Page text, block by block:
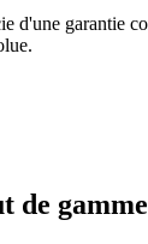
d'une garantie
de gamme